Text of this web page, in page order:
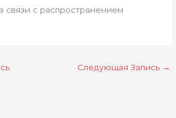
связи с распространением
Следующая Запись →